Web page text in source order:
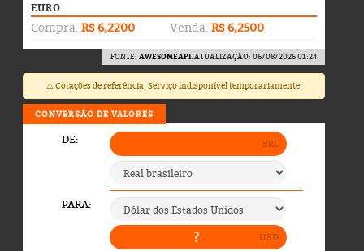
EURO
Compra: R$ 6,2200 Venda: R$ 6,2500
FONTE: AWESOMEAPI. ATUALIZAÇÃO: 06/08/2026 01:24
⚠️ Cotações de referência. Serviço indisponível temporariamente.
CONVERSÃO DE VALORES